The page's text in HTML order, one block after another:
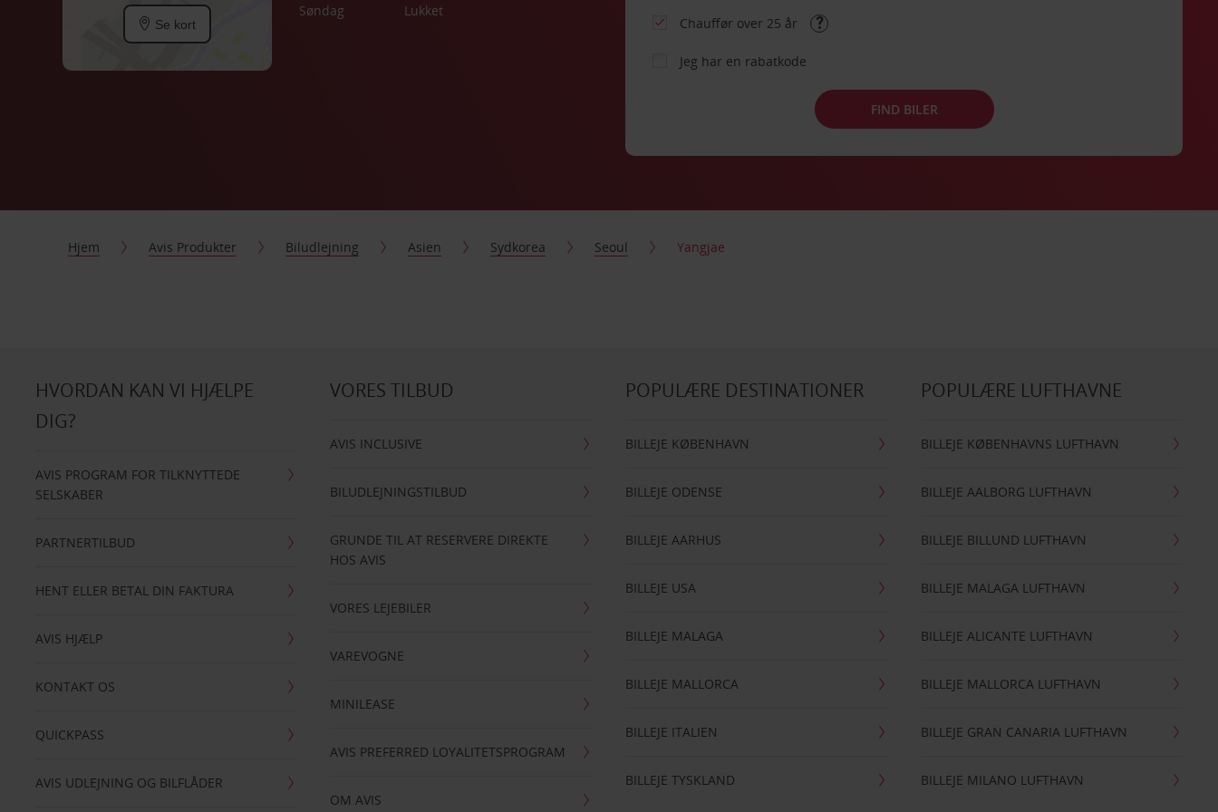
Se kort
Søndag
Lukket
Chauffør over 25 år
Jeg har en rabatkode
FIND BILER
Hjem Avis Produkter Biludlejning Asien Sydkorea Seoul Yangjae
HVORDAN KAN VI HJÆLPE
DIG?
AVIS PROGRAM FOR TILKNYTTEDE
SELSKABER
PARTNERTILBUD
HENT ELLER BETAL DIN FAKTURA
AVIS HJÆLP
KONTAKT OS
QUICKPASS
AVIS UDLEJNING OG BILFLÅDER
VORES TILBUD
AVIS INCLUSIVE
BILUDLEJNINGSTILBUD
GRUNDE TIL AT RESERVERE DIREKTE
HOS AVIS
VORES LEJEBILER
VAREVOGNE
MINILEASE
AVIS PREFERRED LOYALITETSPROGRAM
OM AVIS
POPULÆRE DESTINATIONER
BILLEJE KØBENHAVN
BILLEJE ODENSE
BILLEJE AARHUS
BILLEJE USA
BILLEJE MALAGA
BILLEJE MALLORCA
BILLEJE ITALIEN
BILLEJE TYSKLAND
POPULÆRE LUFTHAVNE
BILLEJE KØBENHAVNS LUFTHAVN
BILLEJE AALBORG LUFTHAVN
BILLEJE BILLUND LUFTHAVN
BILLEJE MALAGA LUFTHAVN
BILLEJE ALICANTE LUFTHAVN
BILLEJE MALLORCA LUFTHAVN
BILLEJE GRAN CANARIA LUFTHAVN
BILLEJE MILANO LUFTHAVN